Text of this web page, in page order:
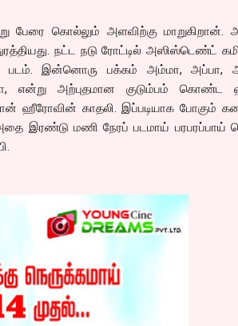
பேரை கொல்லும் அளவிற்கு மாறுகிறான்.
நட்ட நடு ரோட்டில் அஸிஸ்டெண்ட்
படம். இன்னொரு பக்கம் அம்மா, அப்பா,
என்று அற்புதமான குடும்பம் கொண்ட
ஹீரோவின் காதலி. இப்படியாக போகும்
அதை இரண்டு மணி நேரப் படமாய்